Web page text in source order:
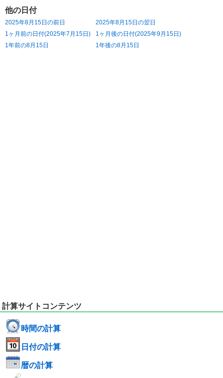
他の日付
2025年8月15日の前日
2025年8月15日の翌日
1ヶ月前の日付(2025年7月15日)
1ヶ月後の日付(2025年9月15日)
1年前の8月15日
1年後の8月15日
計算サイトコンテンツ
時間の計算
日付の計算
暦の計算